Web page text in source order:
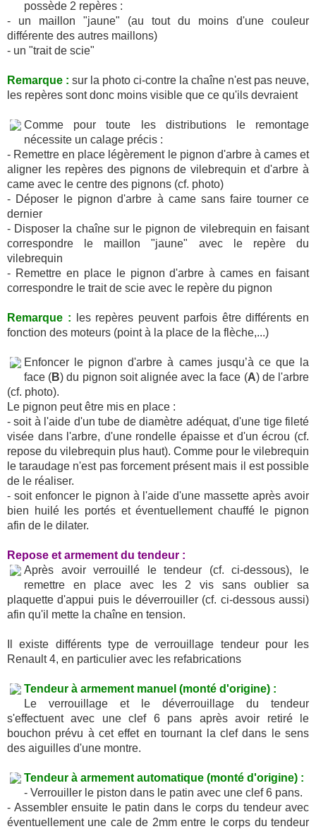
possède 2 repères :
- un maillon "jaune" (au tout du moins d'une couleur
différente des autres maillons)
- un "trait de scie"
Remarque : sur la photo ci-contre la chaîne n'est pas neuve,
les repères sont donc moins visible que ce qu'ils devraient
Comme pour toute les distributions le remontage
nécessite un calage précis :
- Remettre en place légèrement le pignon d'arbre à cames et
aligner les repères des pignons de vilebrequin et d'arbre à
came avec le centre des pignons (cf. photo)
- Déposer le pignon d'arbre à came sans faire tourner ce
dernier
- Disposer la chaîne sur le pignon de vilebrequin en faisant
correspondre le maillon "jaune" avec le repère du
vilebrequin
- Remettre en place le pignon d'arbre à cames en faisant
correspondre le trait de scie avec le repère du pignon
Remarque : les repères peuvent parfois être différents en
fonction des moteurs (point à la place de la flèche,...)
Enfoncer le pignon d'arbre à cames jusqu’à ce que la
face (B) du pignon soit alignée avec la face (A) de l'arbre
(cf. photo).
Le pignon peut être mis en place :
- soit à l'aide d'un tube de diamètre adéquat, d'une tige fileté
visée dans l'arbre, d'une rondelle épaisse et d'un écrou (cf.
repose du vilebrequin plus haut). Comme pour le vilebrequin
le taraudage n'est pas forcement présent mais il est possible
de le réaliser.
- soit enfoncer le pignon à l'aide d'une massette après avoir
bien huilé les portés et éventuellement chauffé le pignon
afin de le dilater.
Repose et armement du tendeur :
Après avoir verrouillé le tendeur (cf. ci-dessous), le
remettre en place avec les 2 vis sans oublier sa
plaquette d'appui puis le déverrouiller (cf. ci-dessous aussi)
afin qu'il mette la chaîne en tension.
Il existe différents type de verrouillage tendeur pour les
Renault 4, en particulier avec les refabrications
Tendeur à armement manuel (monté d'origine) :
Le verrouillage et le déverrouillage du tendeur
s'effectuent avec une clef 6 pans après avoir retiré le
bouchon prévu à cet effet en tournant la clef dans le sens
des aiguilles d'une montre.
Tendeur à armement automatique (monté d'origine) :
- Verrouiller le piston dans le patin avec une clef 6 pans.
- Assembler ensuite le patin dans le corps du tendeur avec
éventuellement une cale de 2mm entre le corps du tendeur